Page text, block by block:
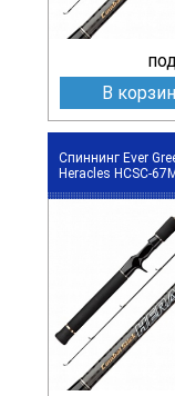
В
Спиннинг Ever
Heracles HCSC-